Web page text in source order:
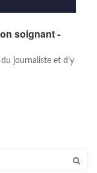
soignant -
journaliste et d’y